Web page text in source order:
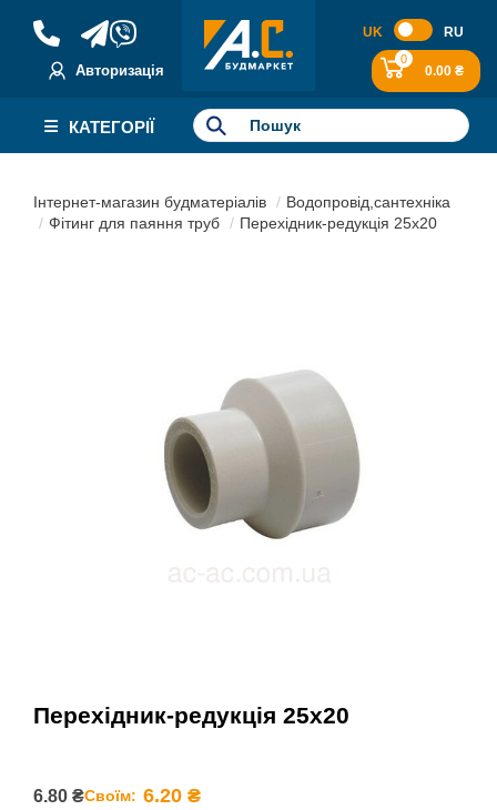
Авторизація
UK RU
0
0.00 ₴
КАТЕГОРІЇ
Інтернет-магазин будматеріалів
Водопровід,сантехніка
Фітинг для паяння труб
Перехідник-редукція 25x20
Перехідник-редукція 25x20
6.80 ₴Своїм: 6.20 ₴